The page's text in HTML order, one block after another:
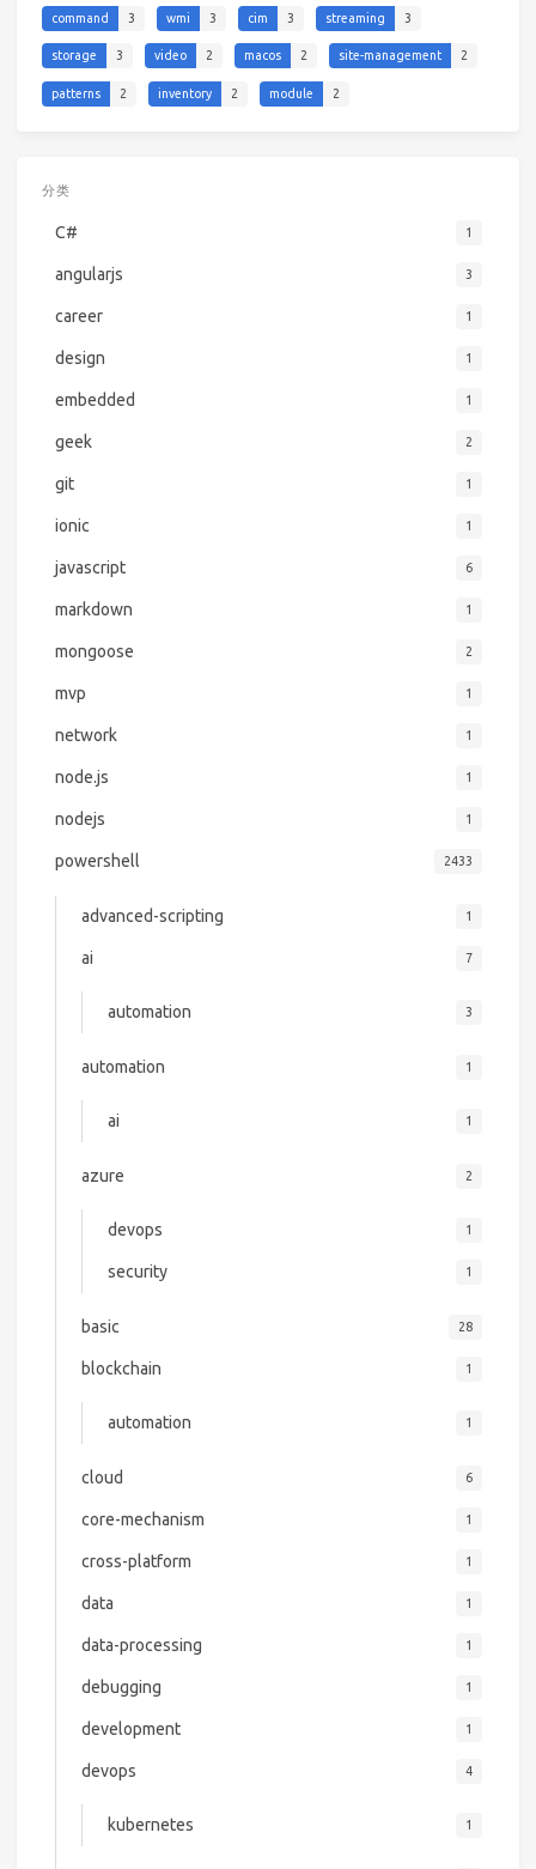
command 3 wmi 3 cim 3 streaming 3
storage 3 video 2 macos 2 site-management 2
patterns 2 inventory 2 module 2
分类
C# 1
angularjs 3
career 1
design 1
embedded 1
geek 2
git 1
ionic 1
javascript 6
markdown 1
mongoose 2
mvp 1
network 1
node.js 1
nodejs 1
powershell 2433
advanced-scripting 1
ai 7
automation 3
automation 1
ai 1
azure 2
devops 1
security 1
basic 28
blockchain 1
automation 1
cloud 6
core-mechanism 1
cross-platform 1
data 1
data-processing 1
debugging 1
development 1
devops 4
kubernetes 1